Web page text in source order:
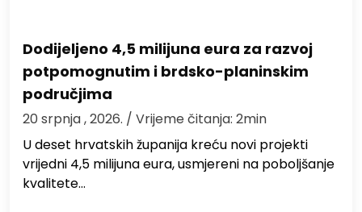
Dodijeljeno 4,5 milijuna eura za razvoj
potpomognutim i brdsko-planinskim
područjima
20 srpnja , 2026. / Vrijeme čitanja: 2min
U deset hrvatskih županija kreću novi projekti
vrijedni 4,5 milijuna eura, usmjereni na poboljšanje
kvalitete…